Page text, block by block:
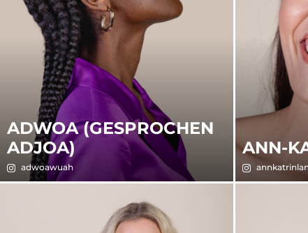
ADWOA (GESPROCHEN
ADJOA)
adwoawuah
ANN-